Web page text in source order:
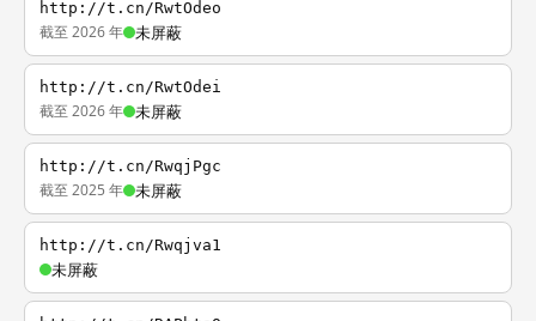
http://t.cn/RwtOdeo
截至 2026 年 未屏蔽
http://t.cn/RwtOdei
截至 2026 年 未屏蔽
http://t.cn/RwqjPgc
截至 2025 年 未屏蔽
http://t.cn/Rwqjva1
未屏蔽